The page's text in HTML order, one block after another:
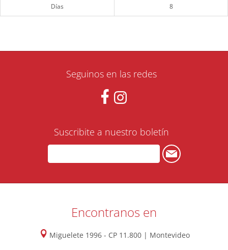
Días 8
Seguinos en las redes
Suscribite a nuestro boletín
Encontranos en
Miguelete 1996 - CP 11.800 | Montevideo